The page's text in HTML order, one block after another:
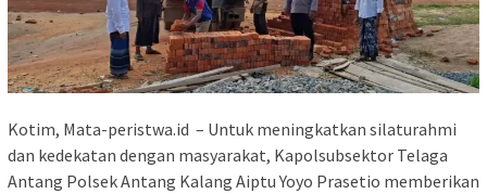
Kotim, Mata-peristwa.id – Untuk meningkatkan silaturahmi
dan kedekatan dengan masyarakat, Kapolsubsektor Telaga
Antang Polsek Antang Kalang Aiptu Yoyo Prasetio memberikan